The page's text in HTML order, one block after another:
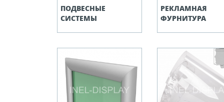
ПОДВЕСНЫЕ
СИСТЕМЫ
РЕКЛАМНАЯ
ФУРНИТУРА